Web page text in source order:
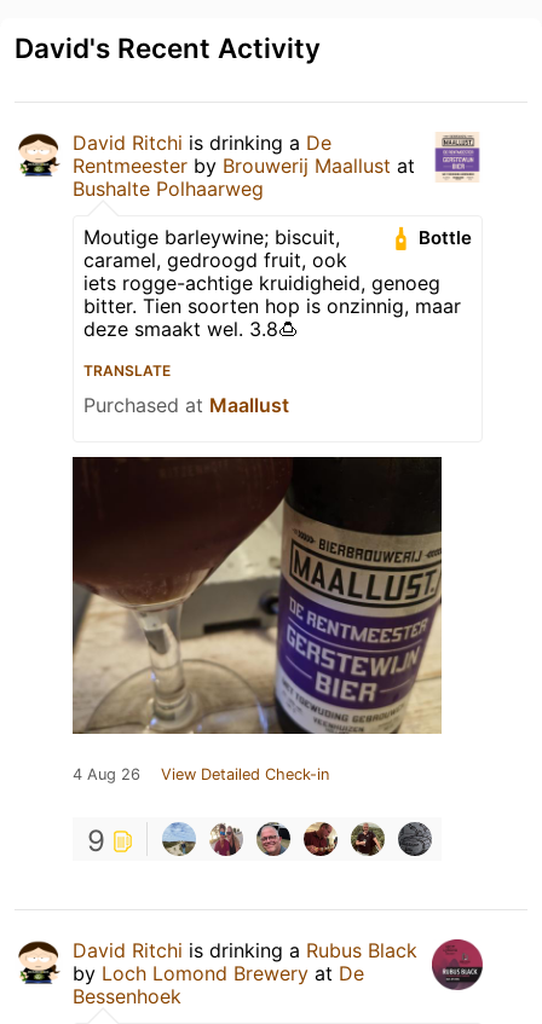
David's Recent Activity
David Ritchi is drinking a De
Rentmeester by Brouwerij Maallust at
Bushalte Polhaarweg
Bottle
Moutige barleywine; biscuit,
caramel, gedroogd fruit, ook
iets rogge-achtige kruidigheid, genoeg
bitter. Tien soorten hop is onzinnig, maar
deze smaakt wel. 3.8🍮
TRANSLATE
Purchased at Maallust
4 Aug 26 View Detailed Check-in
9
David Ritchi is drinking a Rubus Black
by Loch Lomond Brewery at De
Bessenhoek